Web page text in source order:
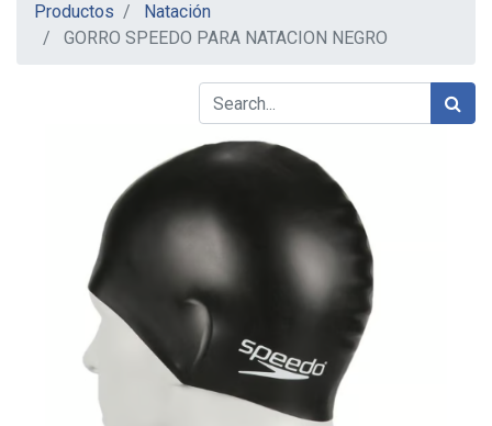
Productos
Natación
GORRO SPEEDO PARA NATACION NEGRO